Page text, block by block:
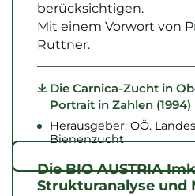
berücksichtigen.
Mit einem Vorwort von
Ruttner.
Die Carnica-Zucht in
Portrait in Zahlen (1994)
Herausgeber: OÖ.
Bienenzucht
Die BIO AUSTRIA
Strukturanalyse und